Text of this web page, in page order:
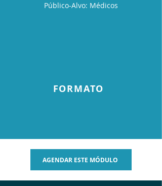
Público-Alvo: Médicos
FORMATO
AGENDAR ESTE MÓDULO